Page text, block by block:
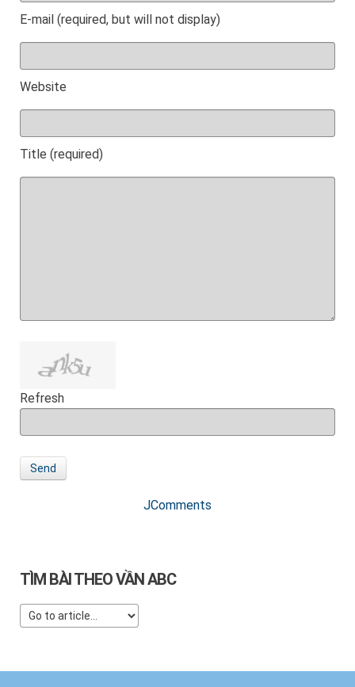
E-mail (required, but will not display)
Website
Title (required)
Refresh
Send
JComments
TÌM BÀI THEO VẦN ABC